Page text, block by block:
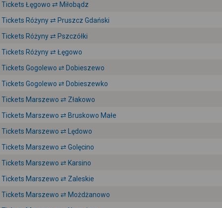
Tickets Łęgowo ⇄ Miłobądz
Tickets Różyny ⇄ Pruszcz Gdański
Tickets Różyny ⇄ Pszczółki
Tickets Różyny ⇄ Łęgowo
Tickets Gogolewo ⇄ Dobieszewo
Tickets Gogolewo ⇄ Dobieszewko
Tickets Marszewo ⇄ Złakowo
Tickets Marszewo ⇄ Bruskowo Małe
Tickets Marszewo ⇄ Lędowo
Tickets Marszewo ⇄ Golęcino
Tickets Marszewo ⇄ Karsino
Tickets Marszewo ⇄ Zaleskie
Tickets Marszewo ⇄ Możdżanowo